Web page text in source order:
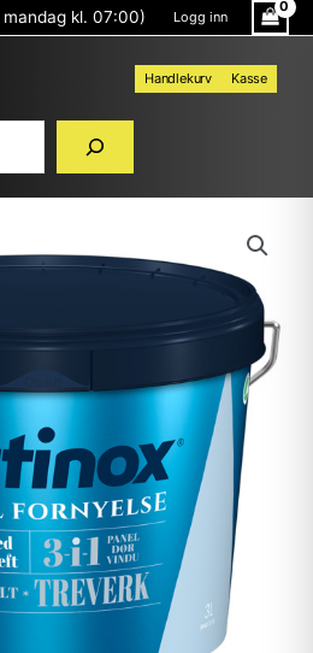
kl. 07:00) Logg inn
Handlekurv Kasse
TRE
(EFB)